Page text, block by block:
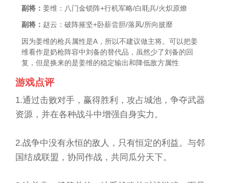
副将：姜维：八门金锁阵+行机军略/白毦兵/火炽原燎
副将： 赵云：破阵摧坚+卧薪尝胆/落凤/所向披靡
因为姜维的枪兵属性是A，所以不建议做主将。可以把姜
维看作是奶枪阵容中刘备的替代品，虽然少了刘备的回
复，但是换来的是姜维的稳定输出和降低敌方属性
游戏点评
1.通过击败对手，赢得胜利，攻占城池，争夺武器
资源，并在各种战斗中增强自身实力。
2.战争中没有永恒的敌人，只有恒定的利益。与邻
国结成联盟，协同作战，共同瓜分天下。